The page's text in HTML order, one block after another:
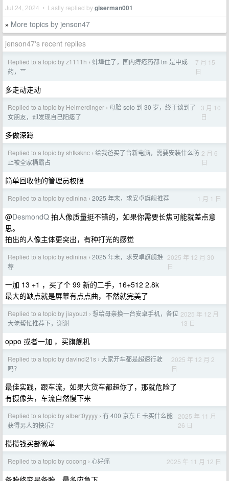
Jul 24, 2024 • Lastly replied bygiserman001
» More topics by jenson47
jenson47's recent replies
Replied to a topic by z1111h › 蚌埠住了，国内痔疮药都 tm 是中成
药，艹
7 月 15
日
多走动走动
Replied to a topic by Heimerdinger › 母胎 solo 到 30 岁，终于谈到了
女朋友，却发现自己阳痿了
3 月 10
日
多做深蹲
Replied to a topic by shfksknc › 给我爸买了台新电脑，需要安装什么防
止被全家桶霸占
2 月 6
日
简单回收他的管理员权限
Replied to a topic by edinina › 2025 年末，求安卓旗舰推荐 1 月 1 日
@DesmondQ 拍人像质量挺不错的，如果你需要长焦可能就差点意
思。
拍出的人像主体更突出，有种打光的感觉
Replied to a topic by edinina › 2025 年末，求安卓旗舰推
荐
2025 年 12 月 30
日
一加 13 +1 ，买了个 99 新的二手，16+512 2.8k
最大的缺点就是屏幕有点点曲，不然就完美了
Replied to a topic by jiayouzl › 想给母亲换一台安卓手机，各位
大佬帮忙推荐下，谢谢
2025 年 12 月
13 日
oppo 或者一加 ，买旗舰机
Replied to a topic by davinci21s › 大家开车都是超速行驶
吗？
2025 年 12 月 2
日
最佳实践，跟车流，如果大货车都超你了，那就危险了
有摄像头，车流自然慢下来
Replied to a topic by albert0yyyy › 有 400 京东 E 卡买什么能
获得男人的快乐？
2025 年 11 月
26 日
攒攒钱买部微单
Replied to a topic by cocong › 心好痛 2025 年 11 月 12 日